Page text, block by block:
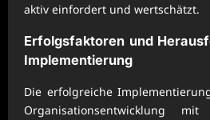
aktiv einfordert und wertschätzt.
Erfolgsfaktoren und
Implementierung
Die erfolgreiche
Organisationsentwicklung